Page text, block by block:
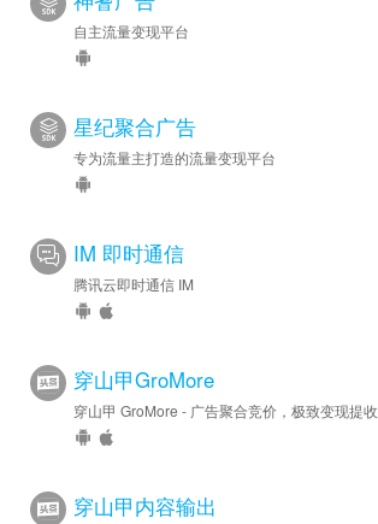
自主流量变现平台
星纪聚合广告
专为流量主打造的流量变现平台
IM 即时通信
腾讯云即时通信 IM
穿山甲GroMore
穿山甲 GroMore - 广告聚合竞价，极致变现提收
穿山甲内容输出